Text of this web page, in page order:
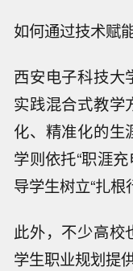
如何通过技术赋
西安电子科技大
实践混合式教学
化、精准化的生
学则依托“职涯
导学生树立“扎根
此外，不少高校
学生职业规划提